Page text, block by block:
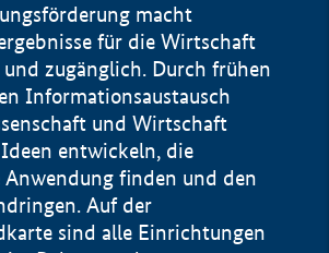
macht
für die Wirtschaft
zugänglich. Durch frühen
Informationsaustausch
und Wirtschaft
entwickeln, die
Anwendung finden und den
Auf der
sind alle Einrichtungen